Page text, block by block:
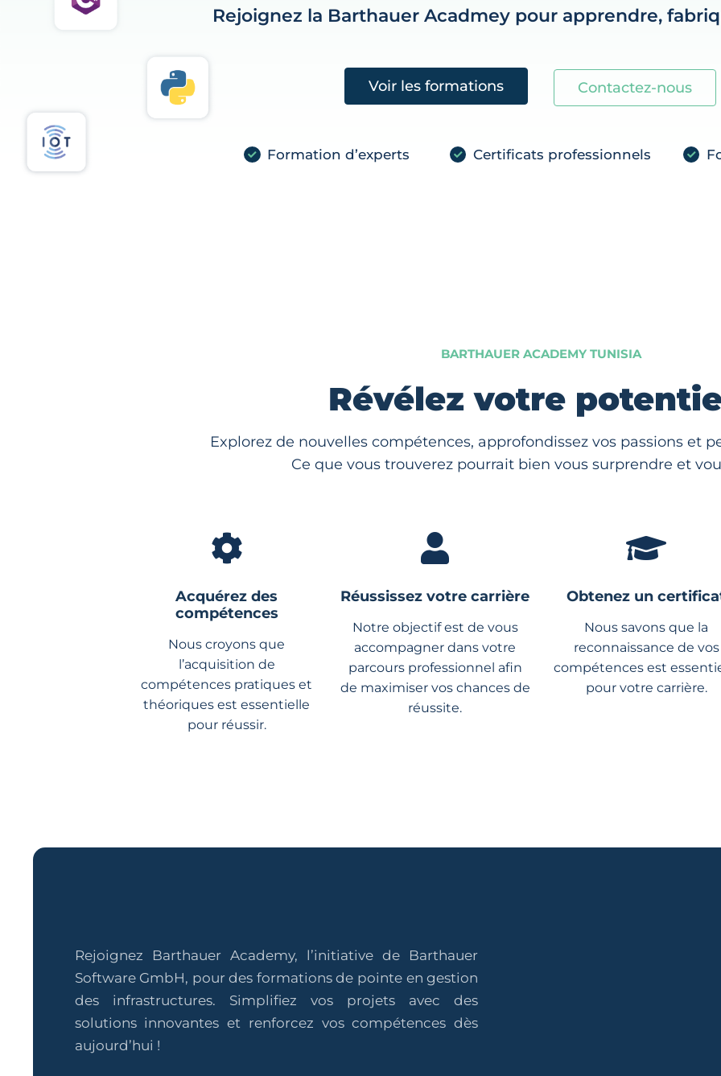
Rejoignez la Barthauer Acadmey pour apprendre,
Voir les formations Contactez-nous
Formation d’experts Certificats professionnels
BARTHAUER ACADEMY TUNISIA
Révélez votre
Explorez de nouvelles compétences, approfondissez vos passions et
Ce que vous trouverez pourrait bien vous surprendre et
Acquérez des
compétences
Nous croyons que
l’acquisition de
compétences pratiques et
théoriques est essentielle
pour réussir.
Réussissez votre carrière
Notre objectif est de vous
accompagner dans votre
parcours professionnel afin
de maximiser vos chances de
réussite.
Obtenez un
Nous savons que la
reconnaissance de vos
compétences est
pour votre carrière.
Rejoignez Barthauer Academy, l’initiative de Barthauer
Software GmbH, pour des formations de pointe en gestion
des infrastructures. Simplifiez vos projets avec des
solutions innovantes et renforcez vos compétences dès
aujourd’hui !